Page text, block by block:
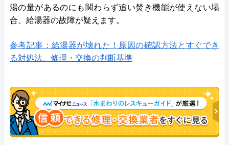
湯の量があるのにも関わらず追い焚き機能が使えない場
合、給湯器の故障が疑えます。
参考記事：給湯器が壊れた！原因の確認方法とすぐでき
る対処法、修理・交換の判断基準